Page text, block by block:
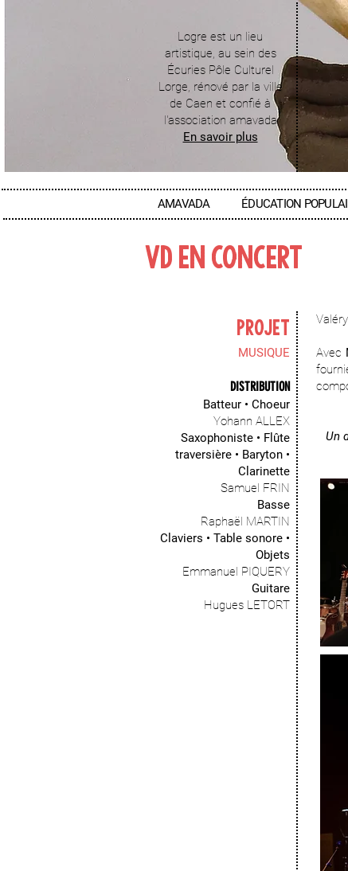
Logre est un lieu
artistique, au sein des
Écuries Pôle Culturel
Lorge, rénové par la ville
de Caen et confié à
l'association amavada
En savoir plus
AMAVADA ÉDUCATION
VD EN CONCERT
MUSIQUE
DISTRIBUTION
Batteur • Choeur
Yohann ALLEX
Saxophoniste • Flûte
traversière • Baryton •
Clarinette
Samuel FRIN
Basse
Raphaël MARTIN
Claviers • Table sonore •
Objets
Emmanuel PIQUERY
Guitare
Hugues LETORT
Avec
Un
PROJET